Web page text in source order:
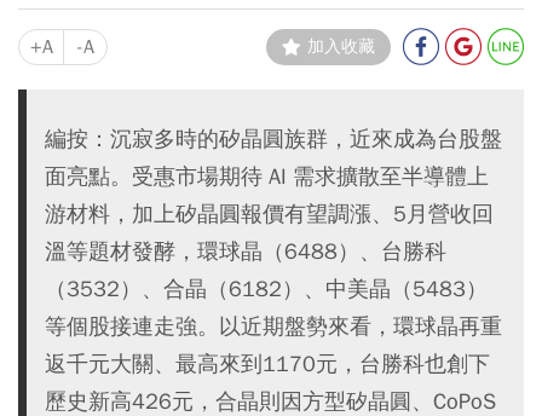
+A -A 加入收藏
編按：沉寂多時的矽晶圓族群，近來成為台股盤
面亮點。受惠市場期待 AI 需求擴散至半導體上
游材料，加上矽晶圓報價有望調漲、5月營收回
溫等題材發酵，環球晶（6488）、台勝科
（3532）、合晶（6182）、中美晶（5483）
等個股接連走強。以近期盤勢來看，環球晶再重
返千元大關、最高來到1170元，台勝科也創下
歷史新高426元，合晶則因方型矽晶圓、CoPoS